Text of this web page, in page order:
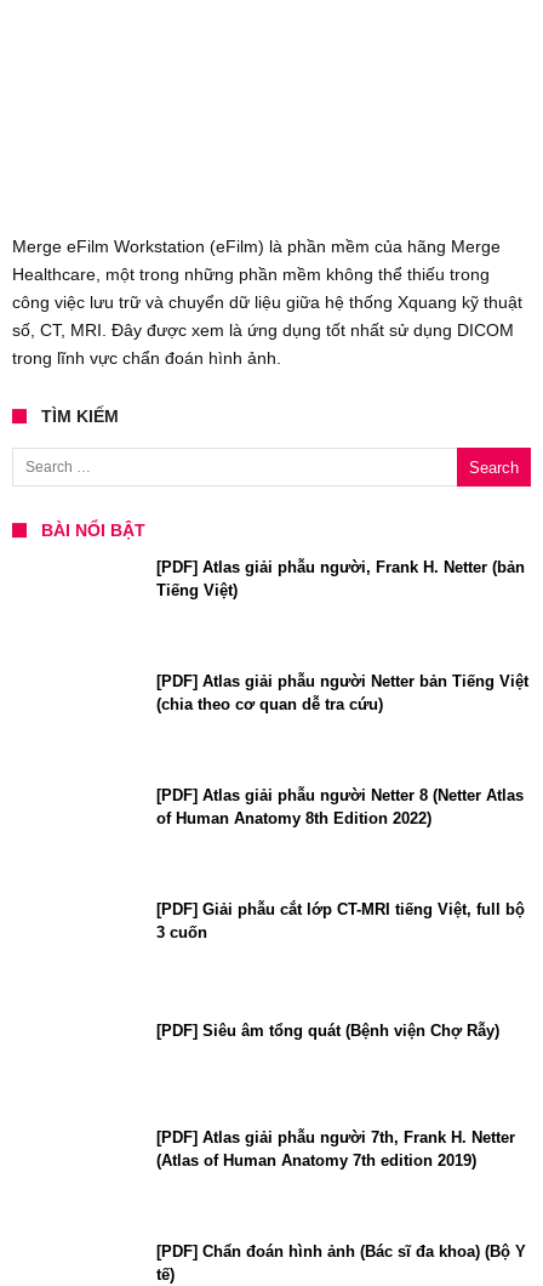
Merge eFilm Workstation (eFilm) là phần mềm của hãng Merge
Healthcare, một trong những phần mềm không thể thiếu trong
công việc lưu trữ và chuyển dữ liệu giữa hệ thống Xquang kỹ thuật
số, CT, MRI. Đây được xem là ứng dụng tốt nhất sử dụng DICOM
trong lĩnh vực chẩn đoán hình ảnh.
TÌM KIẾM
Search for:
BÀI NỔI BẬT
[PDF] Atlas giải phẫu người, Frank H. Netter (bản
Tiếng Việt)
[PDF] Atlas giải phẫu người Netter bản Tiếng Việt
(chia theo cơ quan dễ tra cứu)
[PDF] Atlas giải phẫu người Netter 8 (Netter Atlas
of Human Anatomy 8th Edition 2022)
[PDF] Giải phẫu cắt lớp CT-MRI tiếng Việt, full bộ
3 cuốn
[PDF] Siêu âm tổng quát (Bệnh viện Chợ Rẫy)
[PDF] Atlas giải phẫu người 7th, Frank H. Netter
(Atlas of Human Anatomy 7th edition 2019)
[PDF] Chẩn đoán hình ảnh (Bác sĩ đa khoa) (Bộ Y
tế)